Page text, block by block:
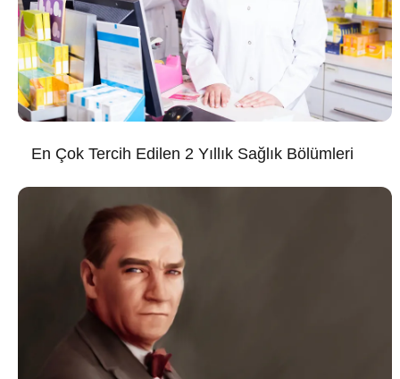
En Çok Tercih Edilen 2 Yıllık Sağlık Bölümleri